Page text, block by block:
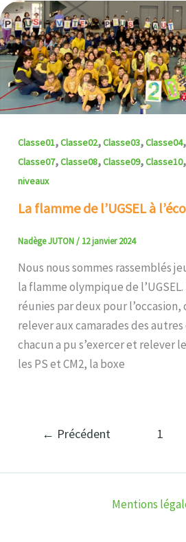
Classe01,Classe02,Classe03,Classe04,
Classe07,Classe08,Classe09,Classe10,
niveaux
La flamme de l’UGSEL à
Nadège JUTON/ 12 janvier 2024
Nous nous sommes rassemblés
la flamme olympique de
réunies par deux pour
relever aux camarades des autres
chacun a pu s’exercer et relever
les PS et CM2, la boxe
← Précédent 1
Mentions